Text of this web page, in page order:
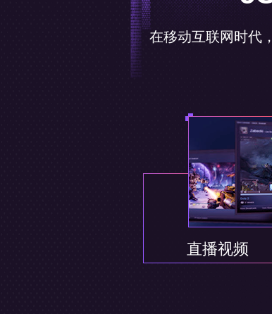
在移动互联网时代
直播视频